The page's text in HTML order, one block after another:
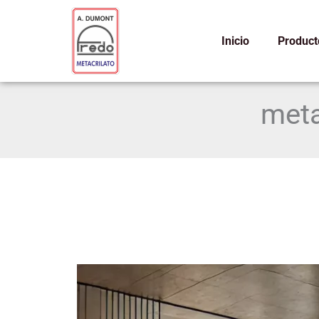
Inicio